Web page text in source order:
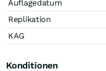
Auflagedatum
Replikation
KAG
Konditionen